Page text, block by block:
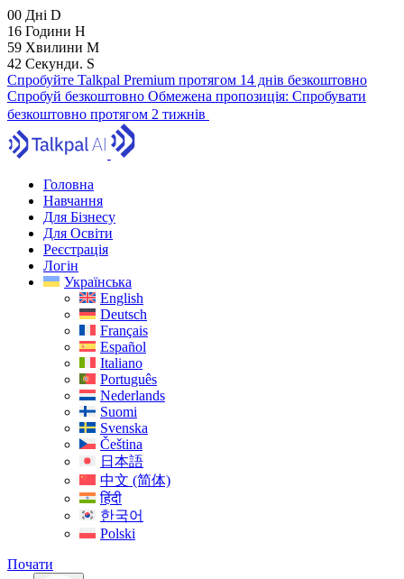
00 Дні D
16 Години H
59 Хвилини M
41 Секунди. S
Спробуйте Talkpal Premium протягом 14 днів безкоштовно
Спробуй безкоштовно Обмежена пропозиція: Спробувати
безкоштовно протягом 2 тижнів
Головна
Навчання
Для Бізнесу
Для Освіти
Реєстрація
Логін
Українська
English
Deutsch
Français
Español
Italiano
Português
Nederlands
Suomi
Svenska
Čeština
日本語
中文 (简体)
हिंदी
한국어
Polski
Почати